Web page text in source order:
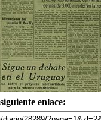
enlace: